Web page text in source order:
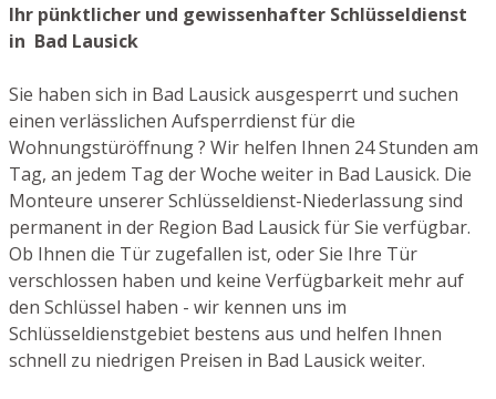
Ihr pünktlicher und gewissenhafter Schlüsseldienst
in Bad Lausick
Sie haben sich in Bad Lausick ausgesperrt und suchen
einen verlässlichen Aufsperrdienst für die
Wohnungstüröffnung ? Wir helfen Ihnen 24 Stunden am
Tag, an jedem Tag der Woche weiter in Bad Lausick. Die
Monteure unserer Schlüsseldienst-Niederlassung sind
permanent in der Region Bad Lausick für Sie verfügbar.
Ob Ihnen die Tür zugefallen ist, oder Sie Ihre Tür
verschlossen haben und keine Verfügbarkeit mehr auf
den Schlüssel haben - wir kennen uns im
Schlüsseldienstgebiet bestens aus und helfen Ihnen
schnell zu niedrigen Preisen in Bad Lausick weiter.